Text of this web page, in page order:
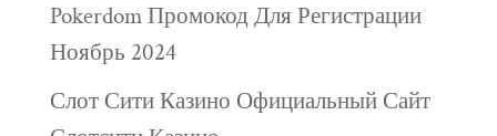
Pokerdom Промокод Для Регистрации
Ноябрь 2024
Слот Сити Казино Официальный Сайт